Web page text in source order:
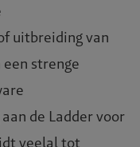
uitbreiding van
strenge
de Ladder voor
veelal tot